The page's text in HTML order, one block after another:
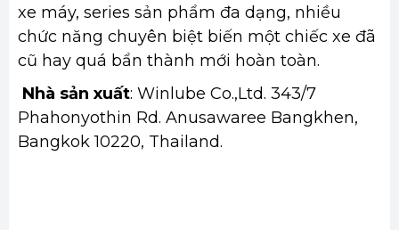
xe máy, series sản phẩm đa dạng, nhiều
chức năng chuyên biệt biến một chiếc xe đã
cũ hay quá bẩn thành mới hoàn toàn.
Nhà sản xuất: Winlube Co.,Ltd. 343/7
Phahonyothin Rd. Anusawaree Bangkhen,
Bangkok 10220, Thailand.